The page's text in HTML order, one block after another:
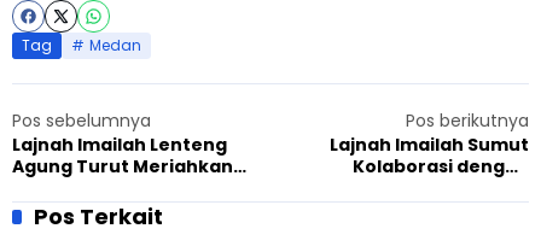
Tag Medan
Pos sebelumnya
Lajnah Imailah Lenteng
Agung Turut Meriahkan
Stop’
Pos berikutnya
Lajnah Imailah Sumut
Kolaborasi dengan
Medika, Gelar Seminar
Pos Terkait